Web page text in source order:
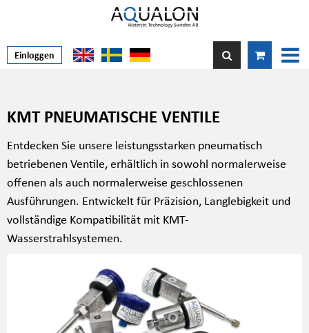
Einloggen
KMT PNEUMATISCHE VENTILE
Entdecken Sie unsere leistungsstarken pneumatisch
betriebenen Ventile, erhältlich in sowohl normalerweise
offenen als auch normalerweise geschlossenen
Ausführungen. Entwickelt für Präzision, Langlebigkeit und
vollständige Kompatibilität mit KMT-
Wasserstrahlsystemen.